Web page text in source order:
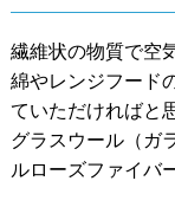
繊維状の物質で空
綿やレンジフード
ていただければと
グラスウール（ガ
ルローズファイバ